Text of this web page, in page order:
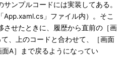
ンプルコードには実装してある。
App.xaml.cs」ファイル内）。そこ
させたときに、履歴から直前の［画
、上のコードと合わせて、［画面
A］まで戻るようになってい